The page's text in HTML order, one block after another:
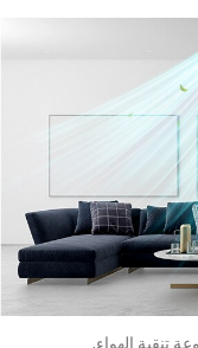
تنقية الهواء.